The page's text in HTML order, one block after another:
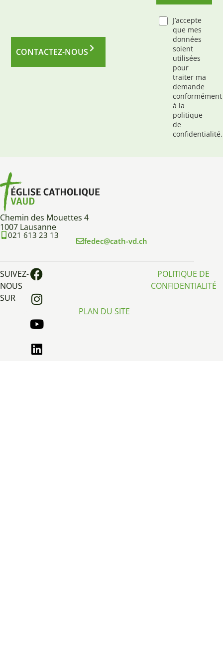
CONTACTEZ-NOUS
J’accepte
que mes
données
soient
utilisées
pour
traiter ma
demande
conformément
à la
politique
de
confidentialité.
Chemin des Mouettes 4
1007 Lausanne
021 613 23 13
fedec@cath-vd.ch
SUIVEZ-
NOUS
SUR
PLAN DU SITE
POLITIQUE DE
CONFIDENTIALITÉ